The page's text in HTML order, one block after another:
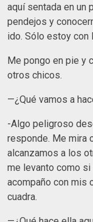
aquí sentada en un
pendejos y
ido. Sólo estoy con
Me pongo en pie y
otros chicos.
—¿Qué vamos a
-Algo peligroso
responde. Me mira
alcanzamos a los
me levanto como si
acompaño con mis
cuadra.